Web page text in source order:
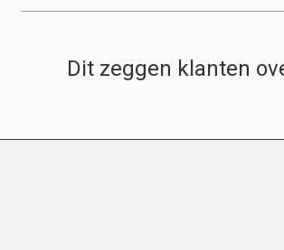
Dit zeggen klanten